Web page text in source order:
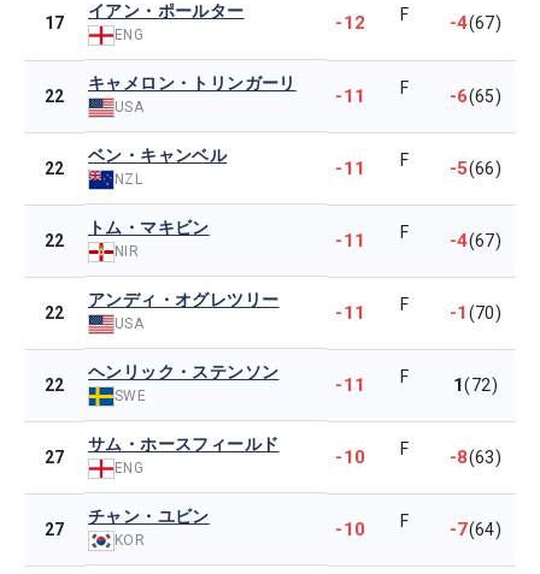
17
イアン・ポールター
ENG
-12 F -4(67)
22
キャメロン・トリンガーリ
USA -11 F -6(65)
22
ベン・キャンベル
NZL -11 F -5(66)
22
トム・マキビン
NIR -11 F -4(67)
22
アンディ・オグレツリー
USA -11 F -1(70)
22
ヘンリック・ステンソン
SWE -11 F 1(72)
27
サム・ホースフィールド
ENG -10 F -8(63)
27
チャン・ユビン
KOR -10 F -7(64)